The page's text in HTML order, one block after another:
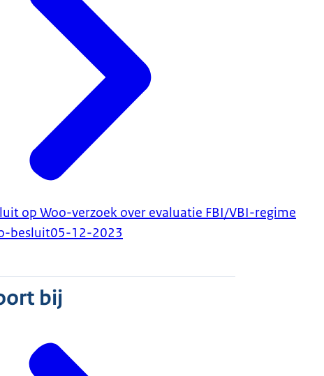
op Woo-verzoek over evaluatie FBI/VBI-regime
besluit05-12-2023
bij